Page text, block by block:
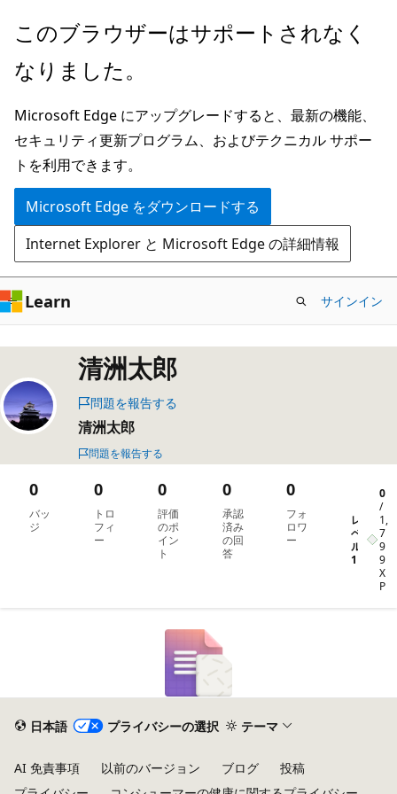
メ
ン
ン
テ
ン
ツ
に
ス
キ
ッ
プ
このブラウザーはサポートされなく
なりました。
Microsoft Edge にアップグレードすると、最新の機能、
セキュリティ更新プログラム、およびテクニカル サポー
トを利用できます。
Microsoft Edge をダウンロードする
Internet Explorer と Microsoft Edge の詳細情報
Learn サインイン
清洲太郎
問題を報告する
清洲太郎
問題を報告する
バッ
ジ
0
トロ
フィ
ー
0
評価
のポ
イン
ト
0
承認
済み
の回
答
0
フォ
ロワ
ー
0
レ
ベ
ル
1
0
/
1,
7
9
9
X
P
日本語 プライバシーの選択 テーマ
AI 免責事項 以前のバージョン ブログ
投稿